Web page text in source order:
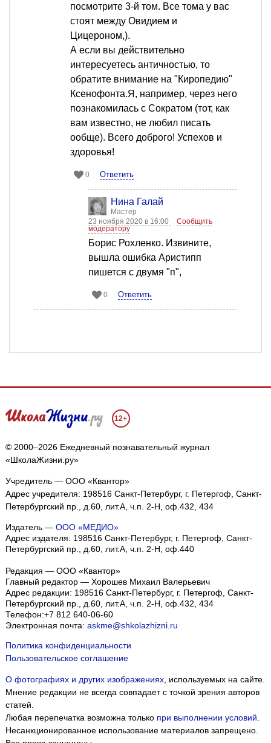
посмотрите 3-й том. Все тома у вас
стоят между Овидием и
Цицероном,).
А если вы действительно
интересуетесь античностью, то
обратите внимание на "Киропедию"
Ксенофонта.Я, например, через него
познакомилась с Сократом (тот, как
вам известно, не любил писать
ообще). Всего доброго! Успехов и
здоровья!
0 Ответить
Нина Галай
Мастер
23 ноября 2020 в 16:00
Сообщить
модератору
Борис Рохленко. Извините,
вышла ошибка Аристипп
пишется с двумя "п",
0 Ответить
12+
© 2000–2026 Ежедневный познавательный журнал
«ШколаЖизни.ру»
Учредитель — ООО «Квантор»
Адрес учредителя: 198516 Санкт-Петербург, г. Петергоф, Санкт-
Петербургский пр., д.60, лит.А, ч.п. 2-Н, оф.432, 434
Издатель — ООО «МЕДИО»
Адрес издателя: 198516 Санкт-Петербург, г. Петергоф, Санкт-
Петербургский пр., д.60, лит.А, ч.п. 2-Н, оф.440
Редакция — ООО «Квантор»
Главный редактор — Хорошев Михаил Валерьевич
Адрес редакции: 198516 Санкт-Петербург, г. Петергоф Санкт-
Петербургский пр., д.60, лит.А, ч.п. 2-Н, оф.432, 434
Телефон:+7 812 640-06-60
Электронная почта: askme@shkolazhizni.ru
Политика конфиденциальности
Пользовательское соглашение
О фотографиях и других изображениях, используемых на сайте.
Мнение редакции не всегда совпадает с точкой зрения авторов
статей.
Любая перепечатка возможна только при выполнении условий
Несанкционированное использование материалов запрещено.